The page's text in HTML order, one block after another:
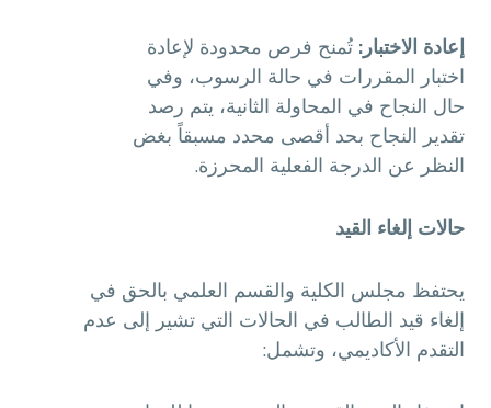
إعادة الاختبار: تُمنح فرص محدودة لإعادة
اختبار المقررات في حالة الرسوب، وفي
حال النجاح في المحاولة الثانية، يتم رصد
تقدير النجاح بحد أقصى محدد مسبقاً بغض
النظر عن الدرجة الفعلية المحرزة.
حالات إلغاء القيد
يحتفظ مجلس الكلية والقسم العلمي بالحق في
إلغاء قيد الطالب في الحالات التي تشير إلى عدم
التقدم الأكاديمي، وتشمل: